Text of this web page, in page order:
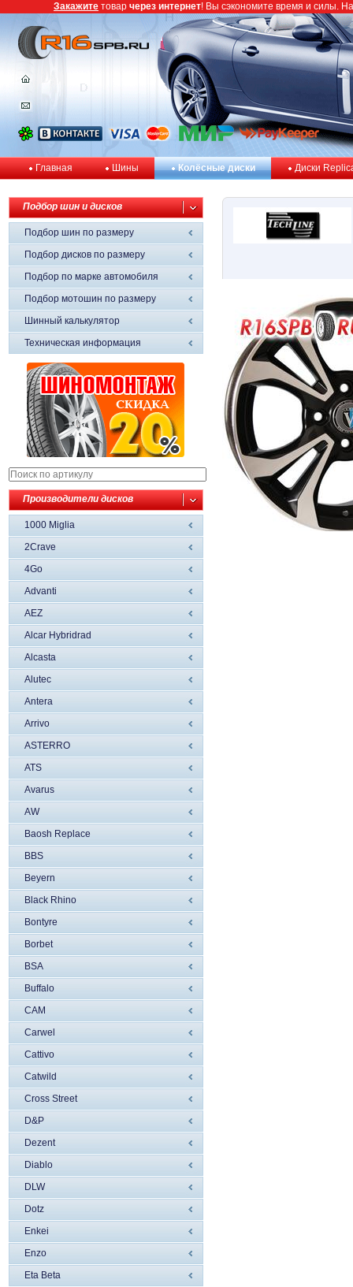
Главная Шины Колёсные диски Диски
Подбор шин и дисков
Подбор шин по размеру
Подбор дисков по размеру
Подбор по марке автомобиля
Подбор мотошин по размеру
Шинный калькулятор
Техническая информация
Производители дисков
1000 Miglia
2Crave
4Go
Advanti
AEZ
Alcar Hybridrad
Alcasta
Alutec
Antera
Arrivo
ASTERRO
ATS
Avarus
AW
Baosh Replace
BBS
Beyern
Black Rhino
Bontyre
Borbet
BSA
Buffalo
CAM
Carwel
Cattivo
Catwild
Cross Street
D&P
Dezent
Diablo
DLW
Dotz
Enkei
Enzo
Eta Beta
Закажите товар через интернет! Вы сэкономите время и силы.